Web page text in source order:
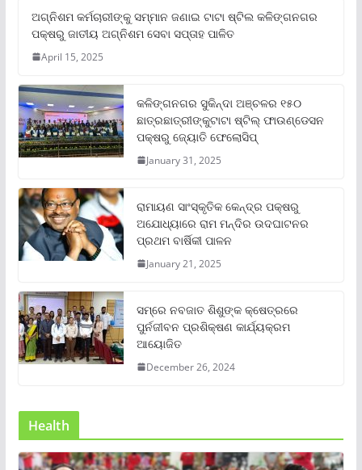
ଅଗ୍ନିଶମ କର୍ମଚାରୀଙ୍କୁ ସମ୍ମାନ ଜଣାଇ ଟାଟା ଷ୍ଟିଲ କଳିଙ୍ଗନଗର
ପକ୍ଷରୁ ଜାତୀୟ ଅଗ୍ନିଶମ ସେବା ସପ୍ତାହ ପାଳିତ
April 15, 2025
କଳିଙ୍ଗନଗର ସୁକିନ୍ଦା ଅଞ୍ଚଳର ୧୫୦
ଛାତ୍ରଛାତ୍ରୀଙ୍କୁଟାଟା ଷ୍ଟିଲ୍ ଫାଉଣ୍ଡେସନ
ପକ୍ଷରୁ ଜ୍ୟୋତି ଫେଲୋସିପ୍‌
January 31, 2025
ରାମାୟଣ ସାଂସ୍କୃତିକ କେନ୍ଦ୍ର ପକ୍ଷରୁ
ଅଯୋଧ୍ୟାରେ ରାମ ମନ୍ଦିର ଉଦଘାଟନର
ପ୍ରଥମ ବାର୍ଷିକୀ ପାଳନ
January 21, 2025
ସମ୍‌ରେ ନବଜାତ ଶିଶୁଙ୍କ କ୍ଷେତ୍ରରେ
ପୁର୍ନଜୀବନ ପ୍ରଶିକ୍ଷଣ କାର୍ଯ୍ୟକ୍ରମ
ଆୟୋଜିତ
December 26, 2024
Health